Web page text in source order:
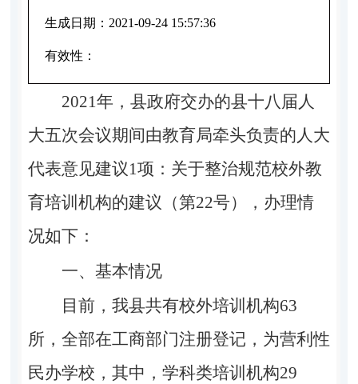
生成日期： 2021-09-24 15:57:36
有效性：
2021年，县政府交办的县十八届人
大五次会议期间由教育局牵头负责的人大
代表意见建议1项：关于整治规范校外教
育培训机构的建议（第22号）， 办理情
况如下：
一、基本情况
目前，我县共有校外培训机构63
所，全部在工商部门注册登记，为营利性
民办学校，其中，学科类培训机构29